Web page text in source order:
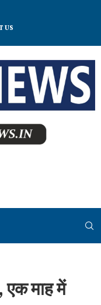
US
एक माह में